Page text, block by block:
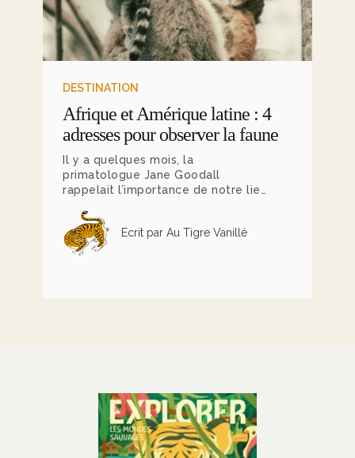
DESTINATION
Afrique et Amérique latine : 4
adresses pour observer la faune
Il y a quelques mois, la
primatologue Jane Goodall
rappelait l’importance de notre lien
elle un héritage toujours vivant :
celui d’une observation
respectueuse et engagée. Dans
Ecrit par Au Tigre Vanillé